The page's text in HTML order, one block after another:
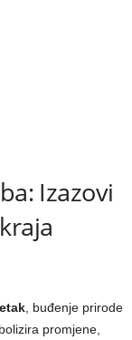
Izazovi
, buđenje prirode
promjene,